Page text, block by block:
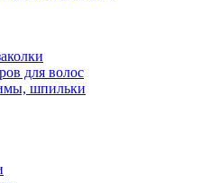
для волос
шпильки